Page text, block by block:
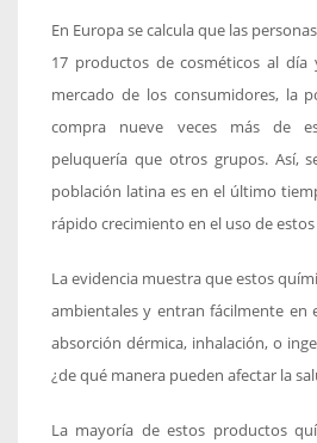
En Europa se calcula que las
17 productos de cosméticos al día
mercado de los consumidores, la
compra nueve veces más de
peluquería que otros grupos. Así,
población latina es en el último
rápido crecimiento en el uso de
La evidencia muestra que estos
ambientales y entran fácilmente en
absorción dérmica, inhalación, o
¿de qué manera pueden afectar la
La mayoría de estos productos